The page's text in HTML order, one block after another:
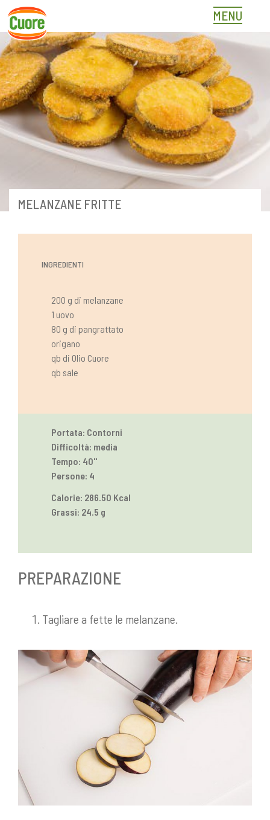
Skip
content
MENU
MELANZANE FRITTE
INGREDIENTI
200 g di melanzane
1 uovo
80 g di pangrattato
origano
qb di Olio Cuore
qb sale
Portata: Contorni
Difficoltà: media
Tempo: 40''
Persone: 4
Calorie: 286.50 Kcal
Grassi: 24.5 g
PREPARAZIONE
Tagliare a fette le melanzane.